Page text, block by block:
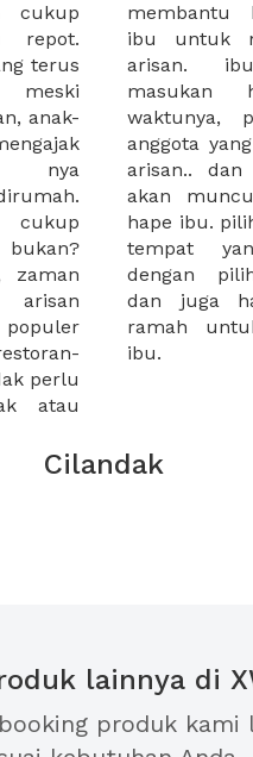
cukup
repot.
terus
anak-
nya
zaman
arisan
perlu
atau
dan
untuk
ikut
layar
pilihan
paket
yang
ibu.
Cilandak
lainnya di
produk kami